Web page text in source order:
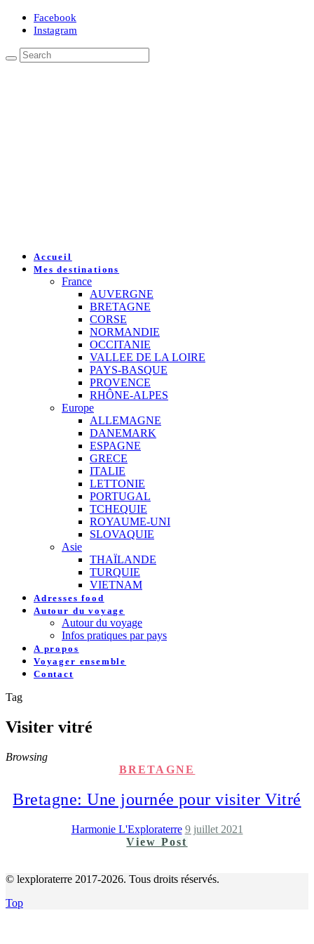
Facebook
Instagram
Accueil
Mes destinations
France
AUVERGNE
BRETAGNE
CORSE
NORMANDIE
OCCITANIE
VALLEE DE LA LOIRE
PAYS-BASQUE
PROVENCE
RHÔNE-ALPES
Europe
ALLEMAGNE
DANEMARK
ESPAGNE
GRECE
ITALIE
LETTONIE
PORTUGAL
TCHEQUIE
ROYAUME-UNI
SLOVAQUIE
Asie
THAÏLANDE
TURQUIE
VIETNAM
Adresses food
Autour du voyage
Autour du voyage
Infos pratiques par pays
A propos
Voyager ensemble
Contact
Tag
Visiter vitré
Browsing
BRETAGNE
Bretagne: Une journée pour visiter Vitré
Harmonie L'Exploraterre 9 juillet 2021
View Post
© lexploraterre 2017-2026. Tous droits réservés.
Top